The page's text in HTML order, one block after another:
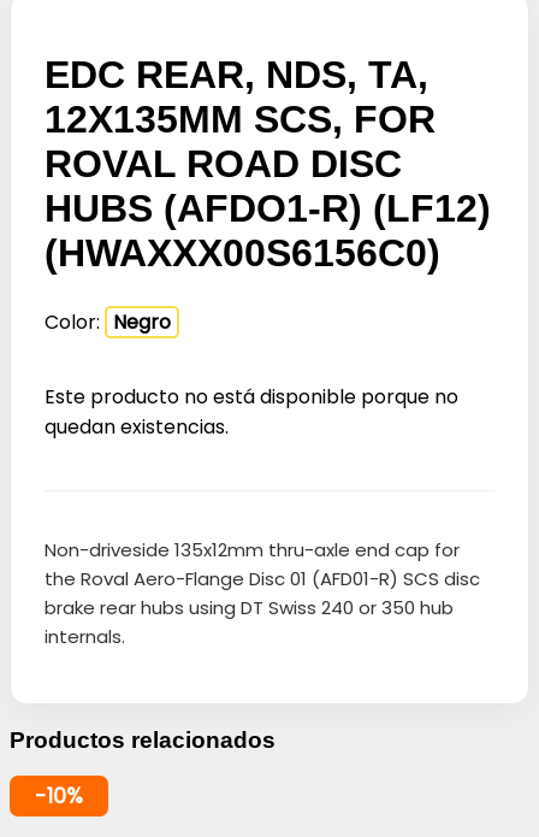
EDC REAR, NDS, TA,
12X135MM SCS, FOR
ROVAL ROAD DISC
HUBS (AFDO1-R) (LF12)
(HWAXXX00S6156C0)
Color: Negro
Este producto no está disponible porque no
quedan existencias.
Non-driveside 135x12mm thru-axle end cap for
the Roval Aero-Flange Disc 01 (AFD01-R) SCS disc
brake rear hubs using DT Swiss 240 or 350 hub
internals.
Productos relacionados
-10%